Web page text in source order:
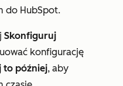
do HubSpot.
Skonfiguruj
konfigurację
to później, aby